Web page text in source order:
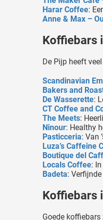
Harar Coffee:
Anne & Max –
Koffiebars
De Pijp heeft
Scandinavian
Bakers and
De Wasserette:
CT Coffee and
The Meets:
Ninour: Healthy
Pasticceria: Van
Luza’s Caffeine
Boutique del
Locals Coffee:
Badeta:
Koffiebars
Goede